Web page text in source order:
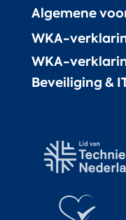
Algemene
WKA-
WKA-
Beveiliging &